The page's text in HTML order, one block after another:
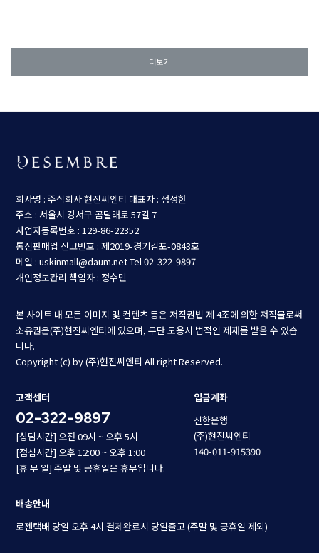
더보기
회사명 : 주식회사 현진씨엔티 대표자 : 정성한
주소 : 서울시 강서구 곰달래로 57길 7
사업자등록번호 : 129-86-22352
통신판매업 신고번호 : 제2019-경기김포-0843호
메일 : uskinmall@daum.netTel 02-322-9897
개인정보관리 책임자 : 정수민
본 사이트 내 모든 이미지 및 컨텐츠 등은 저작권법 제 4조에 의한 저작물로써
소유권은(주)현진씨엔티에 있으며, 무단 도용시 법적인 제재를 받을 수 있습
니다.
Copyright (c) by (주)현진씨엔티 All right Reserved.
고객센터
02-322-9897
[상담시간] 오전 09시 ~ 오후 5시
[점심시간] 오후 12:00 ~ 오후 1:00
[휴 무 일] 주말 및 공휴일은 휴무입니다.
입금계좌
신한은행
(주)현진씨엔티
140-011-915390
배송안내
로젠택배 당일 오후 4시 결제완료시 당일출고 (주말 및 공휴일 제외)